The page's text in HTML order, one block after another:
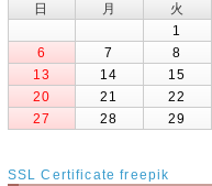
日
月 火
1
6
7 8
13
14 15
20
21 22
27
28 29
SSL Certificate freepik